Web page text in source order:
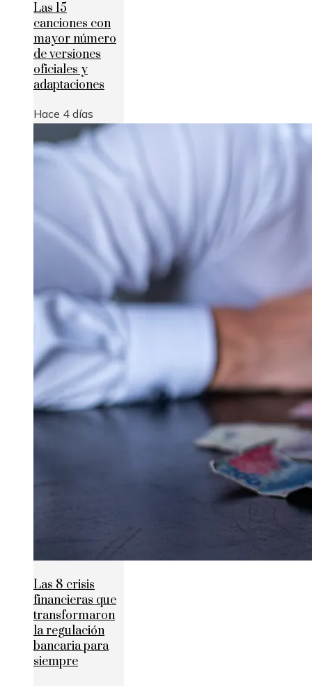
Las 15
canciones con
mayor número
de versiones
oficiales y
adaptaciones
Hace 4 días
Las 8 crisis
financieras que
transformaron
la regulación
bancaria para
siempre